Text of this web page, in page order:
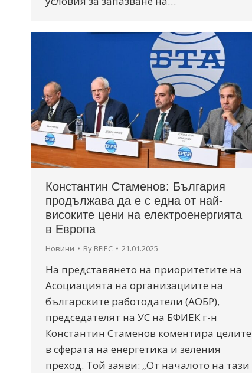
Константин Стаменов: България
продължава да е с една от най-
високите цени на електроенергията
в Европа
Новини By BFIEC 21.01.2025
На представянето на приоритетите на
Асоциацията на организациите на
българските работодатели (АОБР),
председателят на УС на БФИЕК г-н
Константин Стаменов коментира целите
в сферата на енергетика и зеления
преход. Той заяви: „От началото на тази